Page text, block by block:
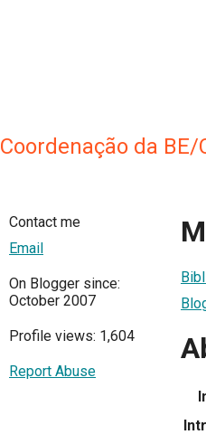
Coordenação da BE/
Contact me
Email
On Blogger since:
October 2007
Profile views: 1,604
Report Abuse